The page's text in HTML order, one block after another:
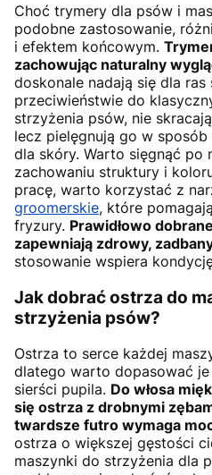
Choć trymery dla psów i
podobne zastosowanie,
i efektem końcowym.
zachowując naturalny
doskonale nadają się dla ras
przeciwieństwie do
strzyżenia psów, nie
lecz pielęgnują go w
dla skóry. Warto sięgnąć po
zachowaniu struktury i
pracę, warto korzystać z
groomerskie, które
fryzury. Prawidłowo
zapewniają zdrowy,
stosowanie wspiera
Jak dobrać ostrza do
strzyżenia psów?
Ostrza to serce każdej
dlatego warto dopasować je
sierści pupila. Do włosa
się ostrza z drobnymi
twardsze futro wymaga
ostrza o większej gęstości
maszynki do strzyżenia dla